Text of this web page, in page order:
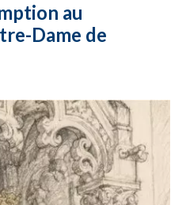
au
Dame de